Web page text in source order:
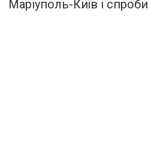
Маріуполь-Київ і спроби